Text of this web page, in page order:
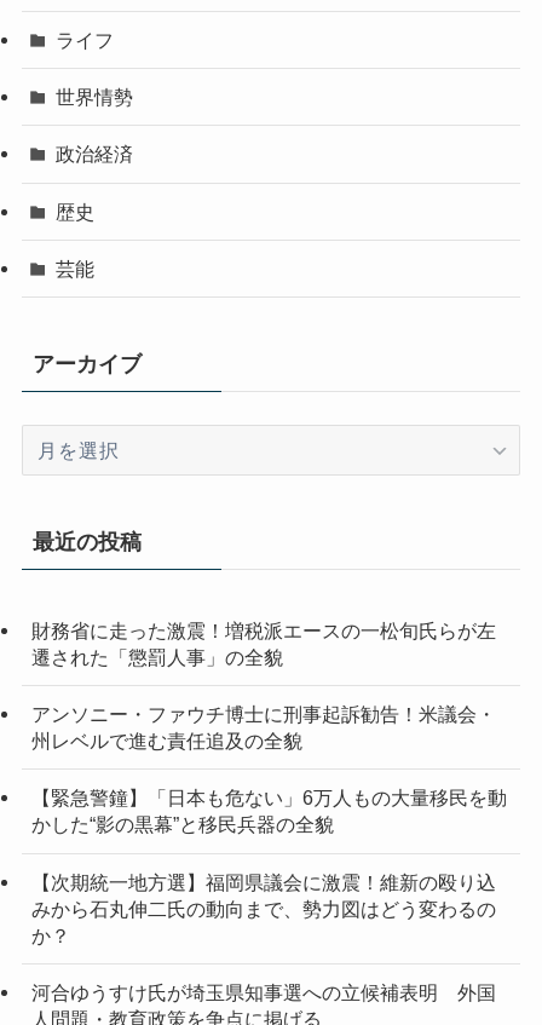
ライフ
世界情勢
政治経済
歴史
芸能
アーカイブ
イ
最近の投稿
財務省に走った激震！増税派エースの一松旬氏らが左
遷された「懲罰人事」の全貌
アンソニー・ファウチ博士に刑事起訴勧告！米議会・
州レベルで進む責任追及の全貌
【緊急警鐘】「日本も危ない」6万人もの大量移民を動
かした“影の黒幕”と移民兵器の全貌
【次期統一地方選】福岡県議会に激震！維新の殴り込
みから石丸伸二氏の動向まで、勢力図はどう変わるの
か？
河合ゆうすけ氏が埼玉県知事選への立候補表明 外国
人問題・教育政策を争点に掲げる